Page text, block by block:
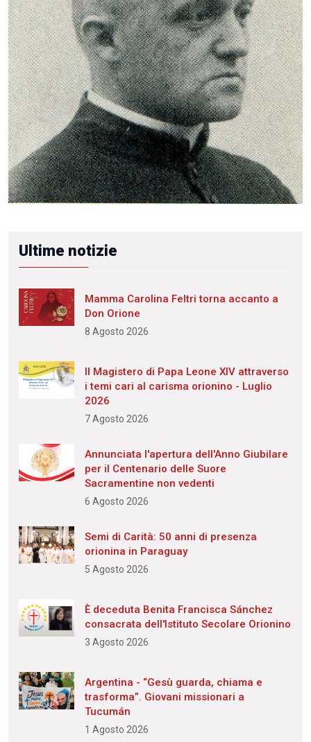
Ultime notizie
Mamma Carolina Feltri torna accanto a
Don Orione
8 Agosto 2026
Il Magistero di Papa Leone XIV attraverso
i temi cari al carisma orionino - Luglio
2026
7 Agosto 2026
Annunciata l'apertura dell'Anno Giubilare
per il Centenario delle Suore
Sacramentine non vedenti
6 Agosto 2026
Semi di Carità: 50 anni di presenza
orionina in Paraguay
5 Agosto 2026
È deceduta Benita Francisca Sánchez
consacrata dell'Istituto Secolare Orionino
3 Agosto 2026
Argentina - “Gesù guarda, chiama e
trasforma”. Giovani missionari a
Tucumán
1 Agosto 2026